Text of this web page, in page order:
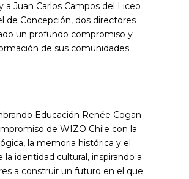
a Juan Carlos Campos del Liceo
de Concepción, dos directores
un profundo compromiso y
de sus comunidades
Educación Renée Cogan
de WIZO Chile con la
la memoria histórica y el
identidad cultural, inspirando a
a construir un futuro en el que